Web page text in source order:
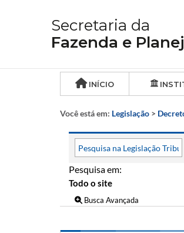
Secretaria da
Fazenda e
INÍCIO
Você está em: Legislação >
Pesquisa em:
Busca Avançada